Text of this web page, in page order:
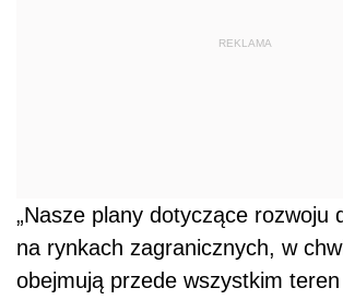
REKLAMA
„Nasze plany dotyczące rozwoju
na rynkach zagranicznych, w
obejmują przede wszystkim